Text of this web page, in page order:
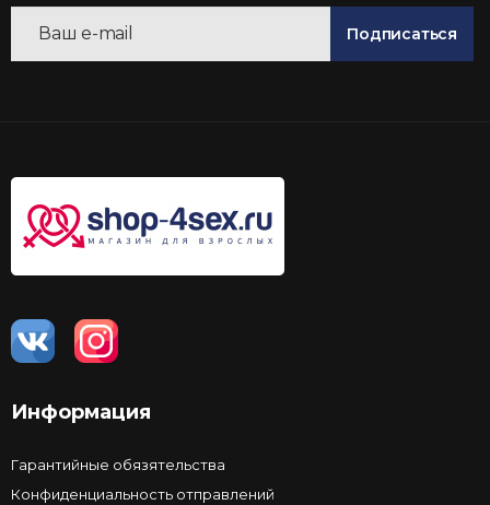
Подписаться
Информация
Гарантийные обязятельства
Конфиденциальность отправлений